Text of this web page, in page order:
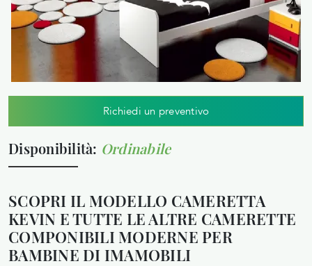
Richiedi un preventivo
Disponibilità: Ordinabile
SCOPRI IL MODELLO CAMERETTA
KEVIN E TUTTE LE ALTRE CAMERETTE
COMPONIBILI MODERNE PER
BAMBINE DI IMAMOBILI